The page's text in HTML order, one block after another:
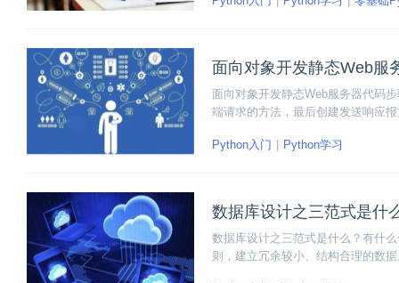
零基础也可以轻松入门Python。
面向对象开发静态Web服
面向对象开发静态Web服务器代码
端请求的方法，最后创建发送响应
Python入门 Python学习
数据库设计之三范式是什
数据库设计之三范式是什么？有什
则，建立冗余较小、结构合理的数